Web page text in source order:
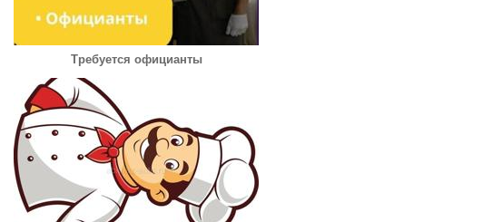
Требуется официанты